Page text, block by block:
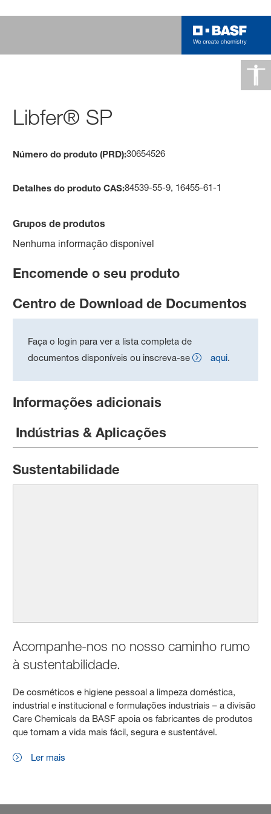
Libfer® SP
Número do produto (PRD):30654526
Detalhes do produto CAS:84539-55-9, 16455-61-1
Grupos de produtos
Nenhuma informação disponível
Encomende o seu produto
Centro de Download de Documentos
Faça o login para ver a lista completa de
documentos disponíveis ou inscreva-se
aqui.
Informações adicionais
Indústrias & Aplicações
Sustentabilidade
Acompanhe-nos no nosso caminho rumo
à sustentabilidade.
De cosméticos e higiene pessoal a limpeza doméstica,
industrial e institucional e formulações industriais – a divisão
Care Chemicals da BASF apoia os fabricantes de produtos
que tornam a vida mais fácil, segura e sustentável.
Ler mais